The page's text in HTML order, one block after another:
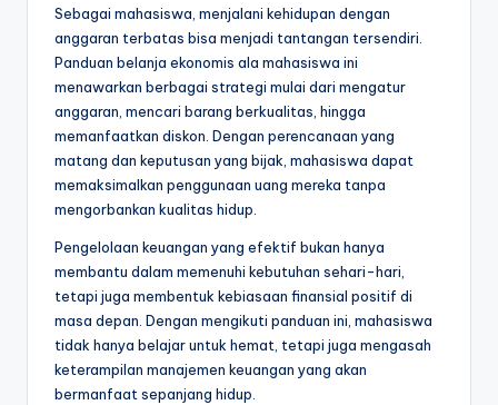
Sebagai mahasiswa, menjalani kehidupan dengan
anggaran terbatas bisa menjadi tantangan tersendiri.
Panduan belanja ekonomis ala mahasiswa ini
menawarkan berbagai strategi mulai dari mengatur
anggaran, mencari barang berkualitas, hingga
memanfaatkan diskon. Dengan perencanaan yang
matang dan keputusan yang bijak, mahasiswa dapat
memaksimalkan penggunaan uang mereka tanpa
mengorbankan kualitas hidup.
Pengelolaan keuangan yang efektif bukan hanya
membantu dalam memenuhi kebutuhan sehari-hari,
tetapi juga membentuk kebiasaan finansial positif di
masa depan. Dengan mengikuti panduan ini, mahasiswa
tidak hanya belajar untuk hemat, tetapi juga mengasah
keterampilan manajemen keuangan yang akan
bermanfaat sepanjang hidup.